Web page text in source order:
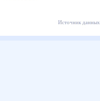
Источник данных